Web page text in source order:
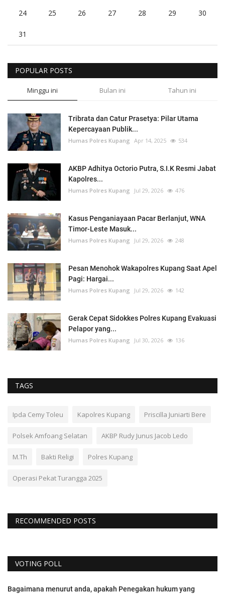
24 25 26 27 28 29 30
31
POPULAR POSTS
Minggu ini Bulan ini Tahun ini
Tribrata dan Catur Prasetya: Pilar Utama
Kepercayaan Publik...
Humas Polres Kupang Apr 14, 2025 534
AKBP Adhitya Octorio Putra, S.I.K Resmi Jabat
Kapolres...
Humas Polres Kupang Jul 29, 2026 476
Kasus Penganiayaan Pacar Berlanjut, WNA
Timor-Leste Masuk...
Humas Polres Kupang Jul 29, 2026 248
Pesan Menohok Wakapolres Kupang Saat Apel
Pagi: Hargai...
Humas Polres Kupang Jul 29, 2026 142
Gerak Cepat Sidokkes Polres Kupang Evakuasi
Pelapor yang...
Humas Polres Kupang Jul 30, 2026 136
TAGS
Ipda Cemy Toleu Kapolres Kupang Priscilla Juniarti Bere
Polsek Amfoang Selatan AKBP Rudy Junus Jacob Ledo
M.Th Bakti Religi Polres Kupang
Operasi Pekat Turangga 2025
RECOMMENDED POSTS
VOTING POLL
Bagaimana menurut anda, apakah Penegakan hukum yang